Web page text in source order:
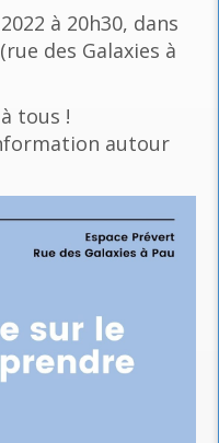
à 20h30, dans
des Galaxies à
tous !
autour